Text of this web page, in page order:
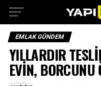
EMLAK GÜNDEM
YILLARDIR
EVİN, BORCUNU